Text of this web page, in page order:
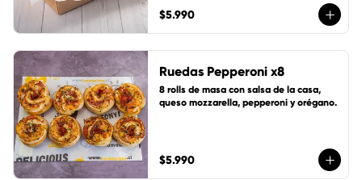
$5.990
Ruedas Pepperoni x8
8 rolls de masa con salsa de la casa,
queso mozzarella, pepperoni y orégano.
$5.990